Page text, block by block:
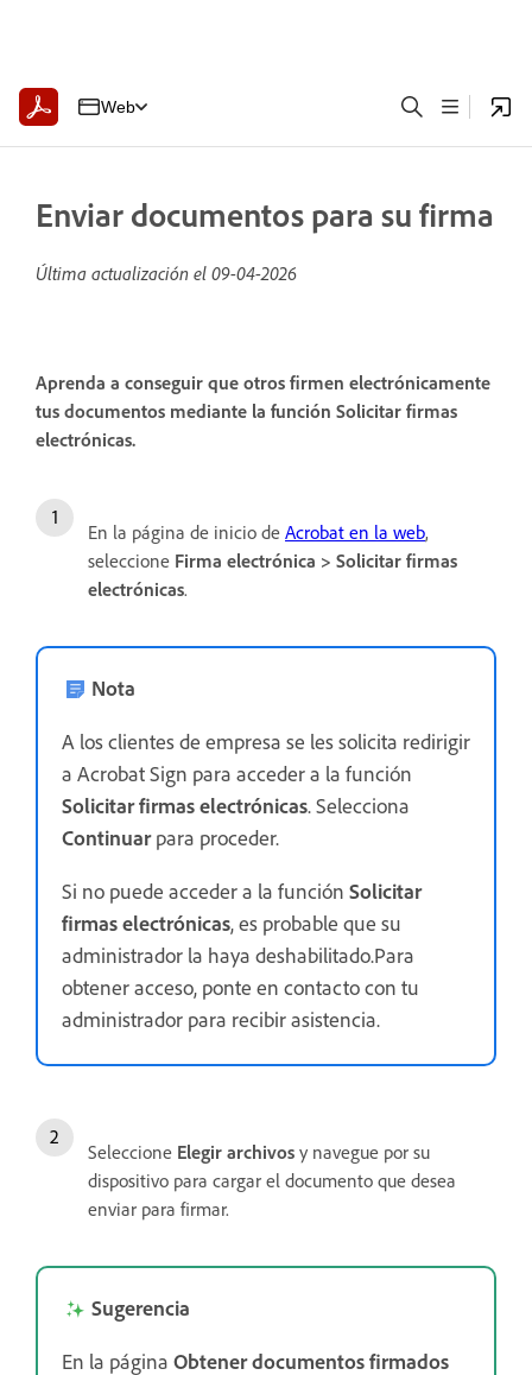
Web
Enviar documentos para su firma
Última actualización el 09-04-2026
Aprenda a conseguir que otros firmen electrónicamente
tus documentos mediante la función Solicitar firmas
electrónicas.
En la página de inicio de Acrobat en la web,
seleccione Firma electrónica > Solicitar firmas
electrónicas.
Nota
A los clientes de empresa se les solicita redirigir
a Acrobat Sign para acceder a la función
Solicitar firmas electrónicas. Selecciona
Continuarpara proceder.
Si no puede acceder a la función Solicitar
firmas electrónicas, es probable que su
administrador la haya deshabilitado.Para
obtener acceso, ponte en contacto con tu
administrador para recibir asistencia.
Seleccione Elegir archivos y navegue por su
dispositivo para cargar el documento que desea
enviar para firmar.
Sugerencia
En la página Obtener documentos firmados